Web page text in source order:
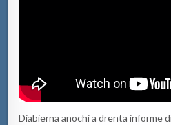
Diabierna anochi a drenta informe